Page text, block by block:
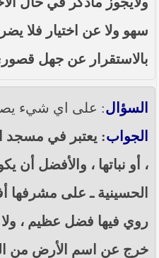
----- تصريح حول الأوضاع
في كربلاء المقدسة فضيلة
) بعد سيطرة (داعش)
المحافظات
بيان صادر من مكتب
محافظة نينوى
سهو ولا عن اختيار فلا يضر
بالاستقرار عن جهل
السؤال: على اي شيء
الجواب: يعتبر في مسجد
، أو نباتها ، والأفضل أن
الحسينية ـ على مشرفها
روي فيها فضل عظيم ،
خرج عن اسم الأرض من